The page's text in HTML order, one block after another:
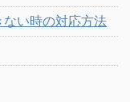
い時の対応方法